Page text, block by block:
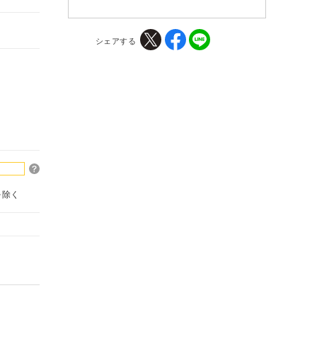
く
シェアする